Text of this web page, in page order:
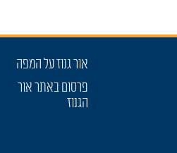
אור גנוז על המפה
פרסום באתר אור
הגנוז